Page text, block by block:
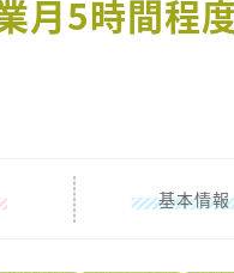
月5時間程
基本情報